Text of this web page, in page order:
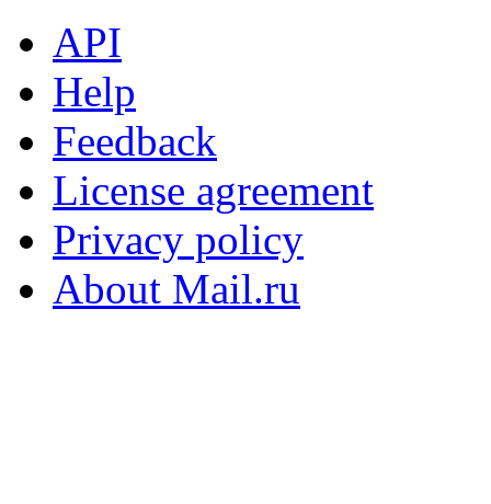
API
Help
Feedback
License agreement
Privacy policy
About Mail.ru